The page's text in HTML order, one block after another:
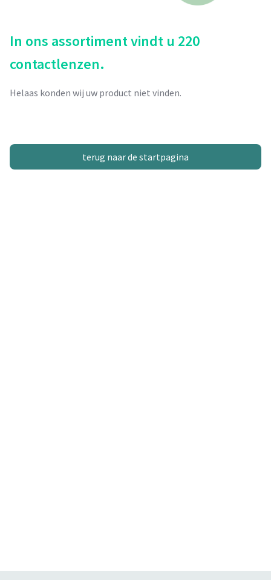
In ons assortiment vindt u 220
contactlenzen.
Helaas konden wij uw product niet vinden.
terug naar de startpagina